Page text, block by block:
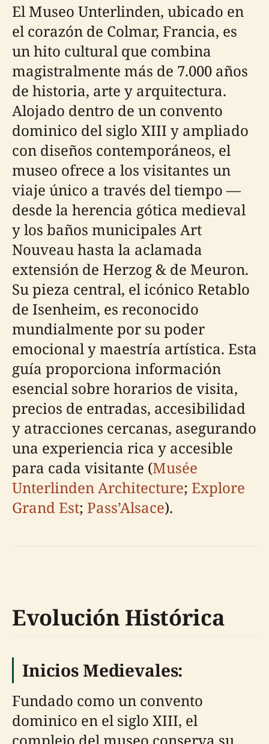
El Museo Unterlinden, ubicado en
el corazón de Colmar, Francia, es
un hito cultural que combina
magistralmente más de 7.000 años
de historia, arte y arquitectura.
Alojado dentro de un convento
dominico del siglo XIII y ampliado
con diseños contemporáneos, el
museo ofrece a los visitantes un
viaje único a través del tiempo —
desde la herencia gótica medieval
y los baños municipales Art
Nouveau hasta la aclamada
extensión de Herzog & de Meuron.
Su pieza central, el icónico Retablo
de Isenheim, es reconocido
mundialmente por su poder
emocional y maestría artística. Esta
guía proporciona información
esencial sobre horarios de visita,
precios de entradas, accesibilidad
y atracciones cercanas, asegurando
una experiencia rica y accesible
para cada visitante (Musée
Unterlinden Architecture; Explore
Grand Est; Pass’Alsace).
Evolución Histórica
Inicios Medievales:
Fundado como un convento
dominico en el siglo XIII, el
complejo del museo conserva su